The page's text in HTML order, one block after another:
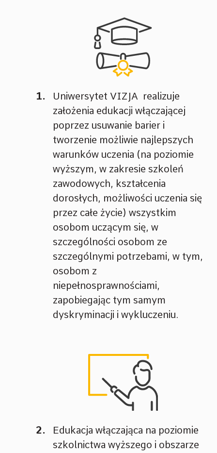
Uniwersytet VIZJA realizuje
założenia edukacji włączającej
poprzez usuwanie barier i
tworzenie możliwie najlepszych
warunków uczenia (na poziomie
wyższym, w zakresie szkoleń
zawodowych, kształcenia
dorosłych, możliwości uczenia się
przez całe życie) wszystkim
osobom uczącym się, w
szczególności osobom ze
szczególnymi potrzebami, w tym,
osobom z
niepełnosprawnościami,
zapobiegając tym samym
dyskryminacji i wykluczeniu.
Edukacja włączająca na poziomie
szkolnictwa wyższego i obszarze